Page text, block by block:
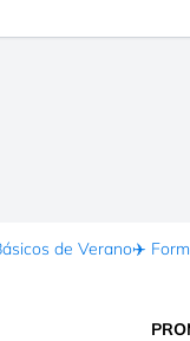
de Verano✈️